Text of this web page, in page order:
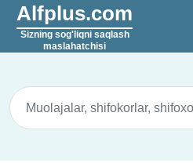
Alfplus.com
Sizning sog'liqni saqlash
maslahatchisi